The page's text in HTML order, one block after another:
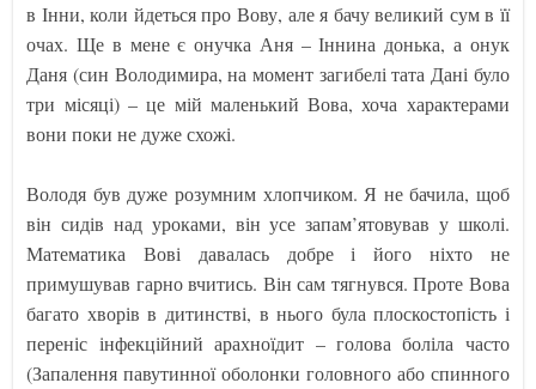
в Інни, коли йдеться про Вову, але я бачу великий сум в її
очах. Ще в мене є онучка Аня – Іннина донька, а онук
Даня (син Володимира, на момент загибелі тата Дані було
три місяці) – це мій маленький Вова, хоча характерами
вони поки не дуже схожі.
Володя був дуже розумним хлопчиком. Я не бачила, щоб
він сидів над уроками, він усе запам’ятовував у школі.
Математика Вові давалась добре і його ніхто не
примушував гарно вчитись. Він сам тягнувся. Проте Вова
багато хворів в дитинстві, в нього була плоскостопість і
переніс інфекційний арахноїдит – голова боліла часто
(Запалення павутинної оболонки головного або спинного